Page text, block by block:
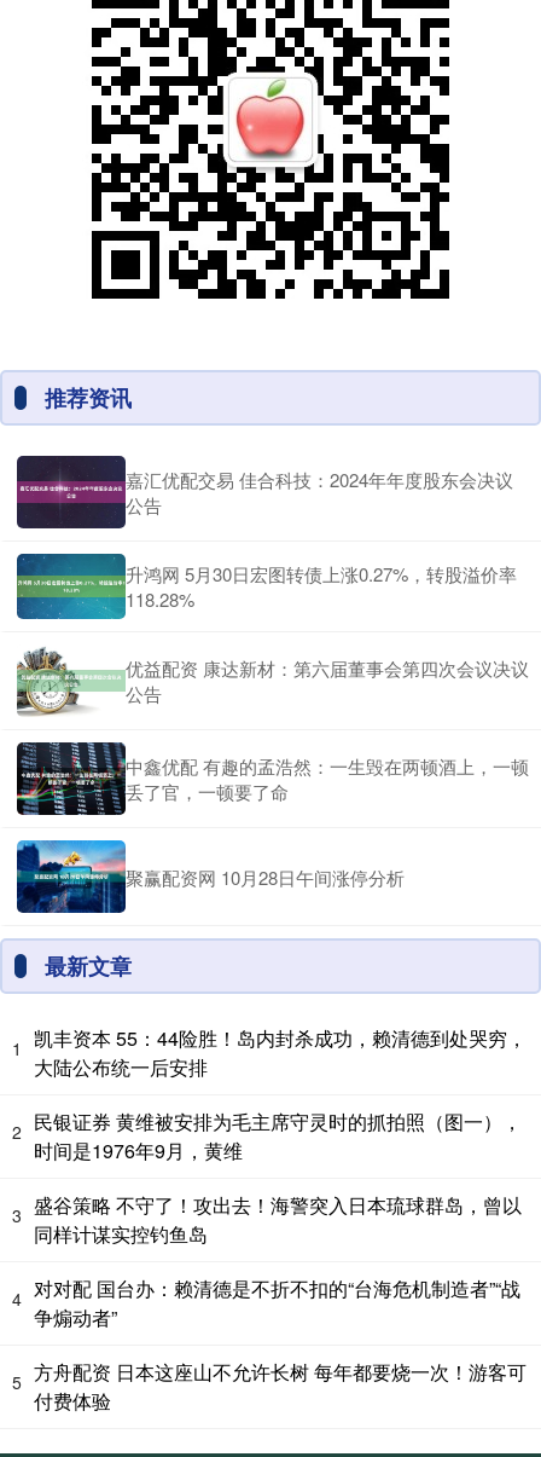
推荐资讯
嘉汇优配交易 佳合科技：2024年年度股东会决议
公告
升鸿网 5月30日宏图转债上涨0.27%，转股溢价率
118.28%
优益配资 康达新材：第六届董事会第四次会议决议
公告
中鑫优配 有趣的孟浩然：一生毁在两顿酒上，一顿
丢了官，一顿要了命
聚赢配资网 10月28日午间涨停分析
最新文章
1
凯丰资本 55：44险胜！岛内封杀成功，赖清德到处哭穷，
大陆公布统一后安排
2 民银证券 黄维被安排为毛主席守灵时的抓拍照（图一），
时间是1976年9月，黄维
3 盛谷策略 不守了！攻出去！海警突入日本琉球群岛，曾以
同样计谋实控钓鱼岛
4 对对配 国台办：赖清德是不折不扣的“台海危机制造者”“战
争煽动者”
5 方舟配资 日本这座山不允许长树 每年都要烧一次！游客可
付费体验